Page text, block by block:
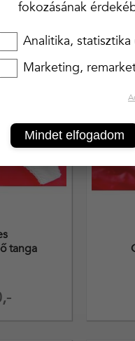
tanga
fokozásának
Analitika,
Marketing,
Mindet elfogadom